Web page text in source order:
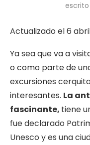
Actualizado el 6
Ya sea que va a
o como parte de
excursiones
interesantes. La
fascinante, tiene
fue declarado
Unesco y es una